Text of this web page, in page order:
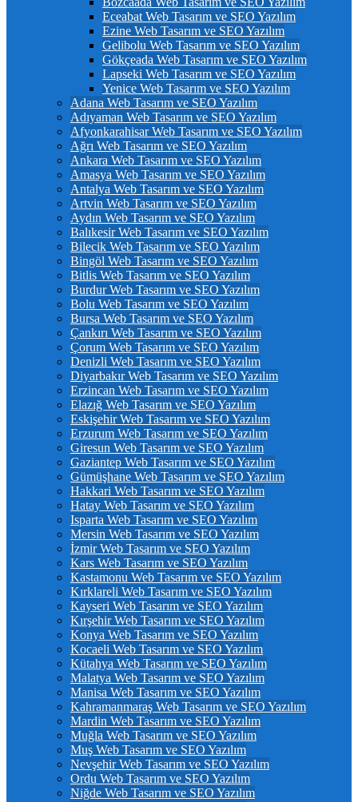
Eceabat Web Tasarım ve SEO Yazılım
Ezine Web Tasarım ve SEO Yazılım
Gelibolu Web Tasarım ve SEO Yazılım
Gökçeada Web Tasarım ve SEO Yazılım
Lapseki Web Tasarım ve SEO Yazılım
Yenice Web Tasarım ve SEO Yazılım
Adana Web Tasarım ve SEO Yazılım
Adıyaman Web Tasarım ve SEO Yazılım
Afyonkarahisar Web Tasarım ve SEO Yazılım
Ağrı Web Tasarım ve SEO Yazılım
Ankara Web Tasarım ve SEO Yazılım
Amasya Web Tasarım ve SEO Yazılım
Antalya Web Tasarım ve SEO Yazılım
Artvin Web Tasarım ve SEO Yazılım
Aydın Web Tasarım ve SEO Yazılım
Balıkesir Web Tasarım ve SEO Yazılım
Bilecik Web Tasarım ve SEO Yazılım
Bingöl Web Tasarım ve SEO Yazılım
Bitlis Web Tasarım ve SEO Yazılım
Burdur Web Tasarım ve SEO Yazılım
Bolu Web Tasarım ve SEO Yazılım
Bursa Web Tasarım ve SEO Yazılım
Çankırı Web Tasarım ve SEO Yazılım
Çorum Web Tasarım ve SEO Yazılım
Denizli Web Tasarım ve SEO Yazılım
Diyarbakır Web Tasarım ve SEO Yazılım
Erzincan Web Tasarım ve SEO Yazılım
Elazığ Web Tasarım ve SEO Yazılım
Eskişehir Web Tasarım ve SEO Yazılım
Erzurum Web Tasarım ve SEO Yazılım
Giresun Web Tasarım ve SEO Yazılım
Gaziantep Web Tasarım ve SEO Yazılım
Gümüşhane Web Tasarım ve SEO Yazılım
Hakkari Web Tasarım ve SEO Yazılım
Hatay Web Tasarım ve SEO Yazılım
Isparta Web Tasarım ve SEO Yazılım
Mersin Web Tasarım ve SEO Yazılım
İzmir Web Tasarım ve SEO Yazılım
Kars Web Tasarım ve SEO Yazılım
Kastamonu Web Tasarım ve SEO Yazılım
Kırklareli Web Tasarım ve SEO Yazılım
Kayseri Web Tasarım ve SEO Yazılım
Kırşehir Web Tasarım ve SEO Yazılım
Konya Web Tasarım ve SEO Yazılım
Kocaeli Web Tasarım ve SEO Yazılım
Kütahya Web Tasarım ve SEO Yazılım
Malatya Web Tasarım ve SEO Yazılım
Manisa Web Tasarım ve SEO Yazılım
Kahramanmaraş Web Tasarım ve SEO Yazılım
Mardin Web Tasarım ve SEO Yazılım
Muğla Web Tasarım ve SEO Yazılım
Muş Web Tasarım ve SEO Yazılım
Nevşehir Web Tasarım ve SEO Yazılım
Ordu Web Tasarım ve SEO Yazılım
Niğde Web Tasarım ve SEO Yazılım